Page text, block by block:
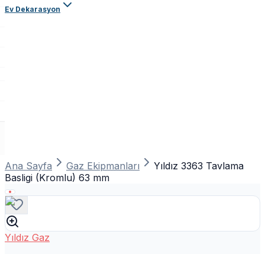
Ev Dekarasyon
Ana Sayfa Gaz Ekipmanları
Yıldız 3363 Tavlama
Basligi (Kromlu) 63 mm
Yıldız Gaz